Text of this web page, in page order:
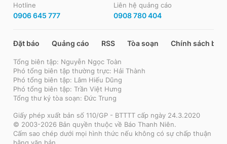
Hotline
0906 645 777
Liên hệ quảng cáo
0908 780 404
Đặt báo Quảng cáo RSS Tòa soạn Chính sách bảo
Tổng biên tập: Nguyễn Ngọc Toàn
Phó tổng biên tập thường trực: Hải Thành
Phó tổng biên tập: Lâm Hiếu Dũng
Phó tổng biên tập: Trần Việt Hưng
Tổng thư ký tòa soạn: Đức Trung
Giấy phép xuất bản số 110/GP - BTTTT cấp ngày 24.3.2020
© 2003-2026 Bản quyền thuộc về Báo Thanh Niên.
Cấm sao chép dưới mọi hình thức nếu không có sự chấp thuận
bằng văn bản.